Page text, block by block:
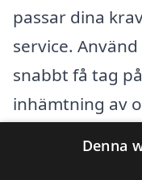
passar dina
service.
snabbt få tag
inhämtning av
Denna